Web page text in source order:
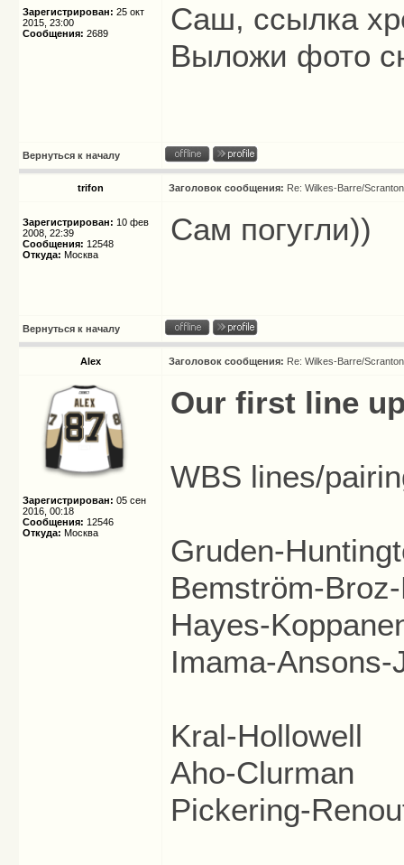
Зарегистрирован: 25 окт
2015, 23:00
Сообщения: 2689
Саш, ссылка
Выложи фото
Вернуться к началу
trifon Заголовок сообщения: Re: Wilkes-Barre/
Зарегистрирован: 10 фев
2008, 22:39
Сообщения: 12548
Откуда: Москва
Сам погугли))
Вернуться к началу
Alex Заголовок сообщения: Re: Wilkes-Barre/
Зарегистрирован: 05 сен
2016, 00:18
Сообщения: 12546
Откуда: Москва
Our first line
WBS lines/
Gruden-
Bemström-
Hayes-
Imama-Ansons-
Kral-Hollowell
Aho-Clurman
Pickering-